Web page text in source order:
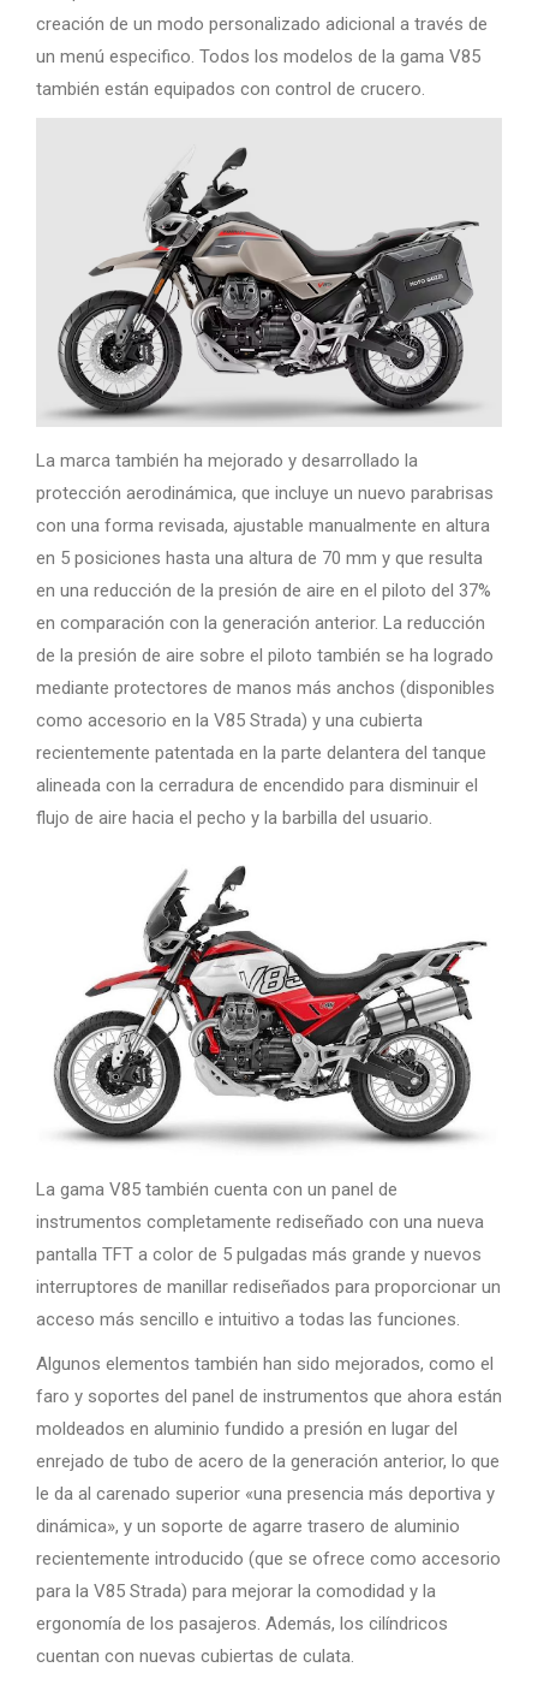
creación de un modo personalizado adicional a través de
un menú especifico. Todos los modelos de la gama V85
también están equipados con control de crucero.
La marca también ha mejorado y desarrollado la
protección aerodinámica, que incluye un nuevo parabrisas
con una forma revisada, ajustable manualmente en altura
en 5 posiciones hasta una altura de 70 mm y que resulta
en una reducción de la presión de aire en el piloto del 37%
en comparación con la generación anterior. La reducción
de la presión de aire sobre el piloto también se ha logrado
mediante protectores de manos más anchos (disponibles
como accesorio en la V85 Strada) y una cubierta
recientemente patentada en la parte delantera del tanque
alineada con la cerradura de encendido para disminuir el
flujo de aire hacia el pecho y la barbilla del usuario.
La gama V85 también cuenta con un panel de
instrumentos completamente rediseñado con una nueva
pantalla TFT a color de 5 pulgadas más grande y nuevos
interruptores de manillar rediseñados para proporcionar un
acceso más sencillo e intuitivo a todas las funciones.
Algunos elementos también han sido mejorados, como el
faro y soportes del panel de instrumentos que ahora están
moldeados en aluminio fundido a presión en lugar del
enrejado de tubo de acero de la generación anterior, lo que
le da al carenado superior «una presencia más deportiva y
dinámica», y un soporte de agarre trasero de aluminio
recientemente introducido (que se ofrece como accesorio
para la V85 Strada) para mejorar la comodidad y la
ergonomía de los pasajeros. Además, los cilíndricos
cuentan con nuevas cubiertas de culata.